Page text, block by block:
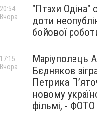
"Птахи
доти
бойової
20:54
Вчора
Маріуполець
Бєдняков
Петрика
новому
фільмі, - ФОТО
17:15
Вчора